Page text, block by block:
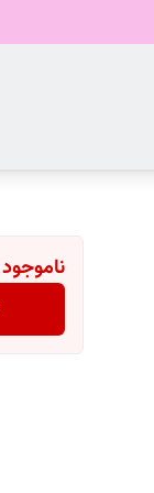
ناموجود